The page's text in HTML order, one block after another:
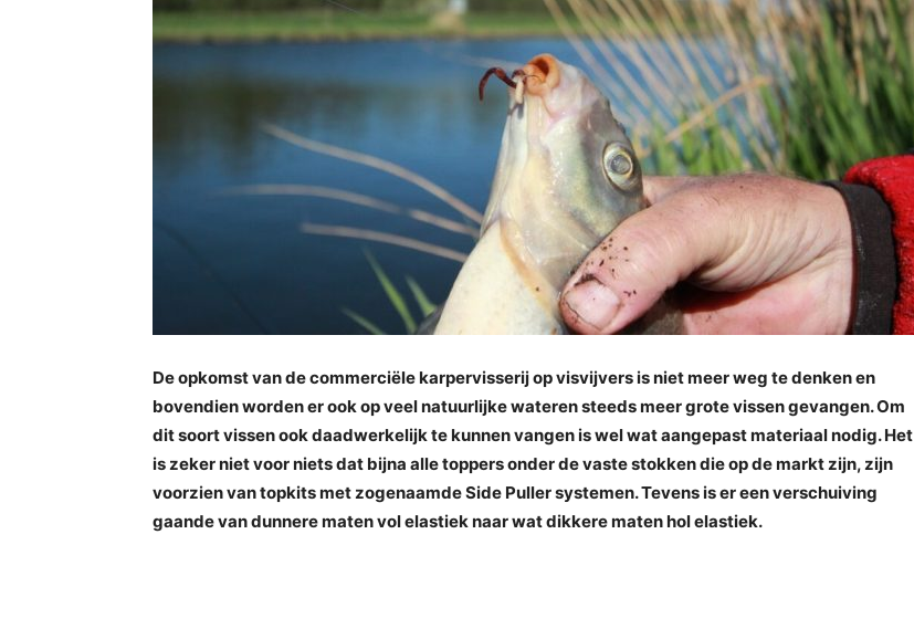
De opkomst van de commerciële karpervisserij op visvijvers is niet meer weg te denken en
bovendien worden er ook op veel natuurlijke wateren steeds meer grote vissen gevangen. Om
dit soort vissen ook daadwerkelijk te kunnen vangen is wel wat aangepast materiaal nodig. Het
is zeker niet voor niets dat bijna alle toppers onder de vaste stokken die op de markt zijn, zijn
voorzien van topkits met zogenaamde Side Puller systemen. Tevens is er een verschuiving
gaande van dunnere maten vol elastiek naar wat dikkere maten hol elastiek.